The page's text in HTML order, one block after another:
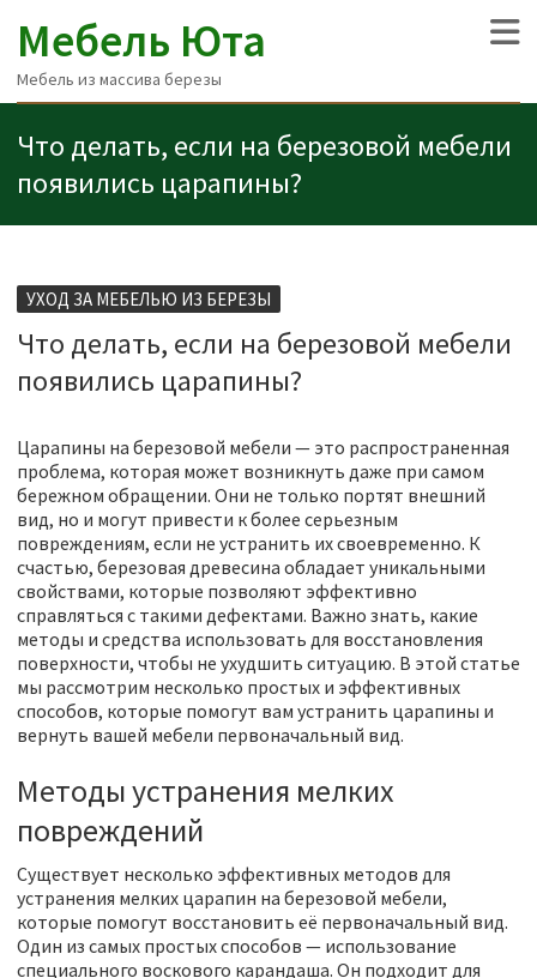
Мебель Юта
Мебель из массива березы
Что делать, если на березовой мебели
появились царапины?
УХОД ЗА МЕБЕЛЬЮ ИЗ БЕРЕЗЫ
Что делать, если на березовой мебели
появились царапины?
Царапины на березовой мебели — это распространенная
проблема, которая может возникнуть даже при самом
бережном обращении. Они не только портят внешний
вид, но и могут привести к более серьезным
повреждениям, если не устранить их своевременно. К
счастью, березовая древесина обладает уникальными
свойствами, которые позволяют эффективно
справляться с такими дефектами. Важно знать, какие
методы и средства использовать для восстановления
поверхности, чтобы не ухудшить ситуацию. В этой статье
мы рассмотрим несколько простых и эффективных
способов, которые помогут вам устранить царапины и
вернуть вашей мебели первоначальный вид.
Методы устранения мелких
повреждений
Существует несколько эффективных методов для
устранения мелких царапин на березовой мебели,
которые помогут восстановить её первоначальный вид.
Один из самых простых способов — использование
специального воскового карандаша. Он подходит для